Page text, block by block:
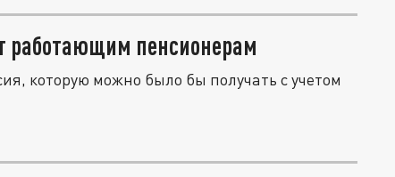
работающим пенсионерам
которую можно было бы получать с учетом